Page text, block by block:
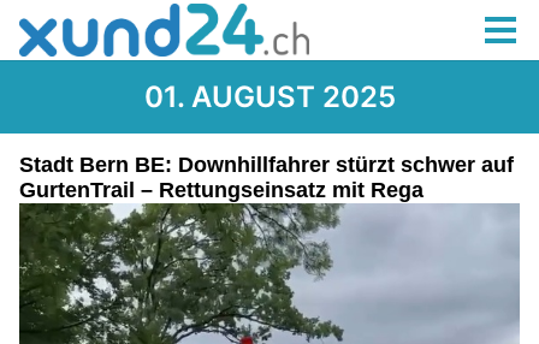
01. AUGUST 2025
Stadt Bern BE: Downhillfahrer stürzt schwer auf
GurtenTrail – Rettungseinsatz mit Rega